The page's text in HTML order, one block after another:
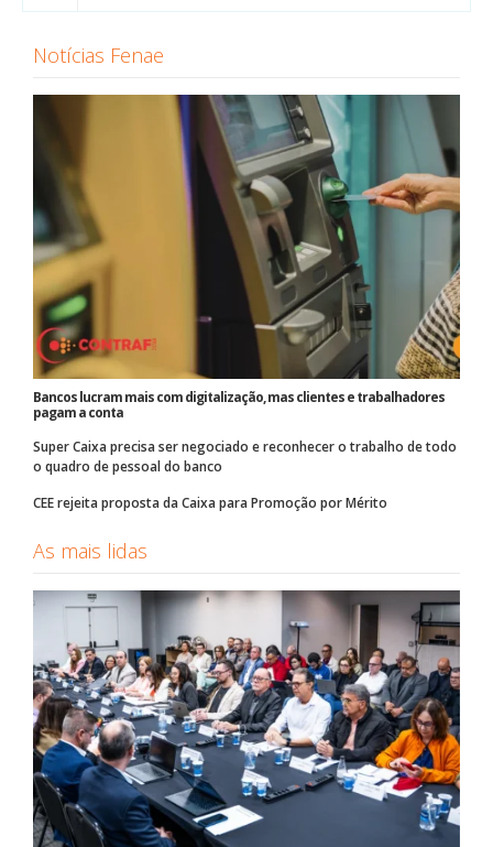
Notícias Fenae
Bancos lucram mais com digitalização, mas clientes e trabalhadores
pagam a conta
Super Caixa precisa ser negociado e reconhecer o trabalho de todo
o quadro de pessoal do banco
CEE rejeita proposta da Caixa para Promoção por Mérito
As mais lidas